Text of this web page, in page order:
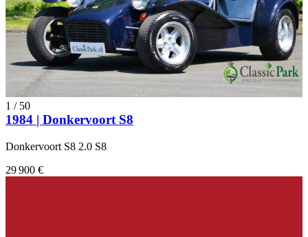
1 / 50
1984 | Donkervoort S8
Donkervoort S8 2.0 S8
29 900 €